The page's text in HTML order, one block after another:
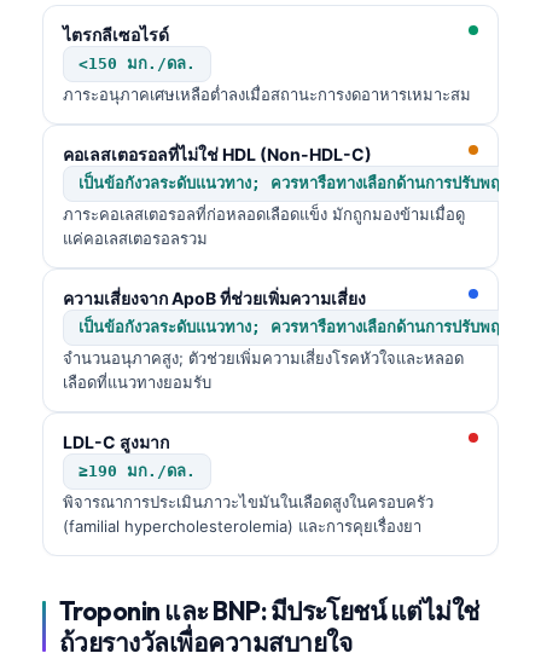
ไตรกลีเซอไรด์
<150 มก./ดล.
ภาระอนุภาคเศษเหลือต่ำลงเมื่อสถานะการงดอาหารเหมาะสม
คอเลสเตอรอลที่ไม่ใช่ HDL (Non-HDL-C)
เป็นข้อกังวลระดับแนวทาง; ควรหารือทางเลือกด้านการปรับพฤติกร
ภาระคอเลสเตอรอลที่ก่อหลอดเลือดแข็ง มักถูกมองข้ามเมื่อดู
แค่คอเลสเตอรอลรวม
ความเสี่ยงจาก ApoB ที่ช่วยเพิ่มความเสี่ยง
เป็นข้อกังวลระดับแนวทาง; ควรหารือทางเลือกด้านการปรับพฤติกร
จำนวนอนุภาคสูง; ตัวช่วยเพิ่มความเสี่ยงโรคหัวใจและหลอด
เลือดที่แนวทางยอมรับ
LDL-C สูงมาก
≥190 มก./ดล.
พิจารณาการประเมินภาวะไขมันในเลือดสูงในครอบครัว
(familial hypercholesterolemia) และการคุยเรื่องยา
Troponin และ BNP: มีประโยชน์ แต่ไม่ใช่
ถ้วยรางวัลเพื่อความสบายใจ